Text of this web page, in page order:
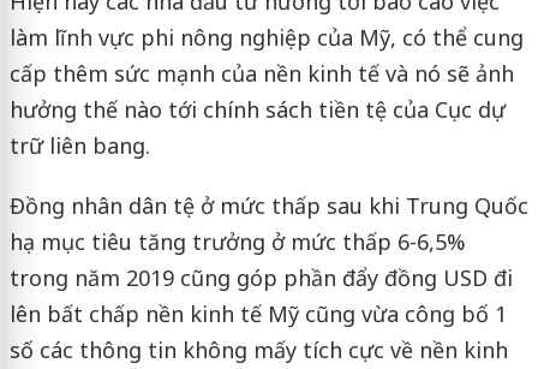
làm lĩnh vực phi nông nghiệp của Mỹ, có thể cung
cấp thêm sức mạnh của nền kinh tế và nó sẽ ảnh
hưởng thế nào tới chính sách tiền tệ của Cục dự
trữ liên bang.
Đồng nhân dân tệ ở mức thấp sau khi Trung Quốc
hạ mục tiêu tăng trưởng ở mức thấp 6-6,5%
trong năm 2019 cũng góp phần đẩy đồng USD đi
lên bất chấp nền kinh tế Mỹ cũng vừa công bố 1
số các thông tin không mấy tích cực về nền kinh